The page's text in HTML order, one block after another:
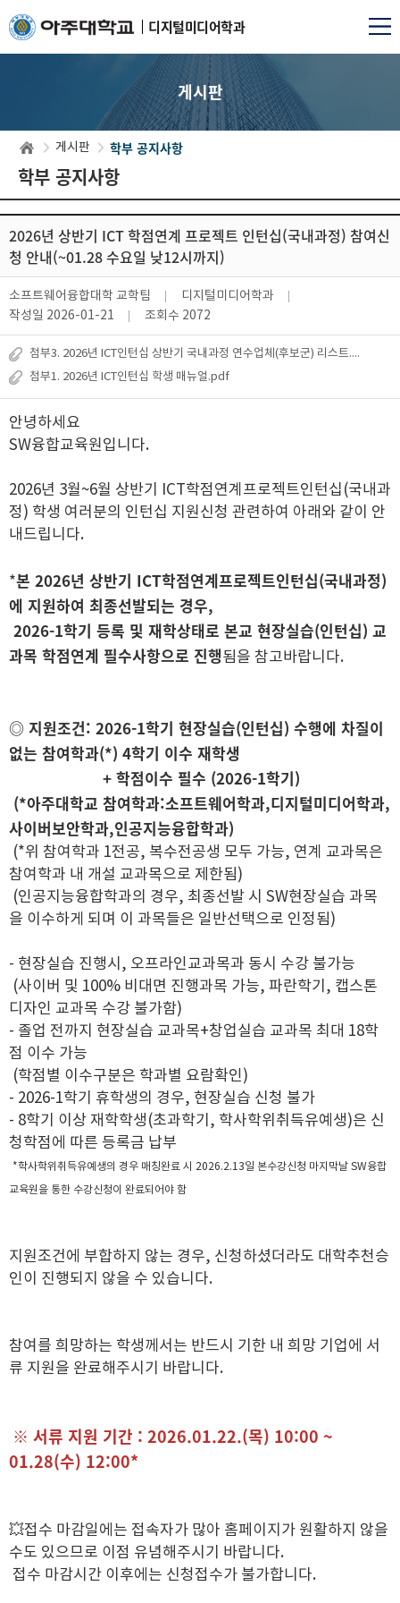
디지털미디어학과
게시판
게시판 학부 공지사항
학부 공지사항
2026년 상반기 ICT 학점연계 프로젝트 인턴십(국내과정) 참여신
청 안내(~01.28 수요일 낮12시까지)
소프트웨어융합대학 교학팀
디지털미디어학과
작성일 2026-01-21 조회수 2072
첨부3. 2026년 ICT인턴십 상반기 국내과정 연수업체(후보군) 리스트.xlsx
첨부1. 2026년 ICT인턴십 학생 매뉴얼.pdf
안녕하세요
SW융합교육원입니다.
2026년 3월~6월 상반기 ICT학점연계프로젝트인턴십(국내과
정) 학생 여러분의 인턴십 지원신청 관련하여 아래와 같이 안
내드립니다.
*본 2026년 상반기 ICT학점연계프로젝트인턴십(국내과정)
에 지원하여 최종선발되는 경우,
2026-1학기 등록 및 재학상태로 본교 현장실습(인턴십) 교
과목 학점연계 필수사항으로 진행됨을 참고바랍니다.
◎ 지원조건: 2026-1학기 현장실습(인턴십) 수행에 차질이
없는 참여학과(*) 4학기 이수 재학생
+ 학점이수 필수 (2026-1학기)
(*아주대학교 참여학과:소프트웨어학과,디지털미디어학과,
사이버보안학과,인공지능융합학과)
(*위 참여학과 1전공, 복수전공생 모두 가능, 연계 교과목은
참여학과 내 개설 교과목으로 제한됨)
(인공지능융합학과의 경우, 최종선발 시 SW현장실습 과목
을 이수하게 되며 이 과목들은 일반선택으로 인정됨)
- 현장실습 진행시, 오프라인교과목과 동시 수강 불가능
(사이버 및 100% 비대면 진행과목 가능, 파란학기, 캡스톤
디자인 교과목 수강 불가함)
- 졸업 전까지 현장실습 교과목+창업실습 교과목 최대 18학
점 이수 가능
(학점별 이수구분은 학과별 요람확인)
- 2026-1학기 휴학생의 경우, 현장실습 신청 불가
- 8학기 이상 재학학생(초과학기, 학사학위취득유예생)은 신
청학점에 따른 등록금 납부
*학사학위취득유예생의 경우 매칭완료 시 2026.2.13일 본수강신청 마지막날 SW융합
교육원을 통한 수강신청이 완료되어야 함
지원조건에 부합하지 않는 경우, 신청하셨더라도 대학추천승
인이 진행되지 않을 수 있습니다.
참여를 희망하는 학생께서는 반드시 기한 내 희망 기업에 서
류 지원을 완료해주시기 바랍니다.
※ 서류 지원 기간 : 2026.01.22.(목) 10:00 ~
01.28(수) 12:00*
💥접수 마감일에는 접속자가 많아 홈페이지가 원활하지 않을
수도 있으므로 이점 유념해주시기 바랍니다.
접수 마감시간 이후에는 신청접수가 불가합니다.